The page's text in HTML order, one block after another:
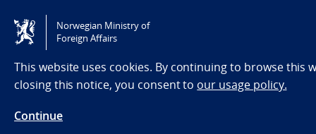
Norwegian Ministry of
Foreign Affairs
This website uses cookies. By continuing to browse this
closing this notice, you consent to our usage policy.
Continue